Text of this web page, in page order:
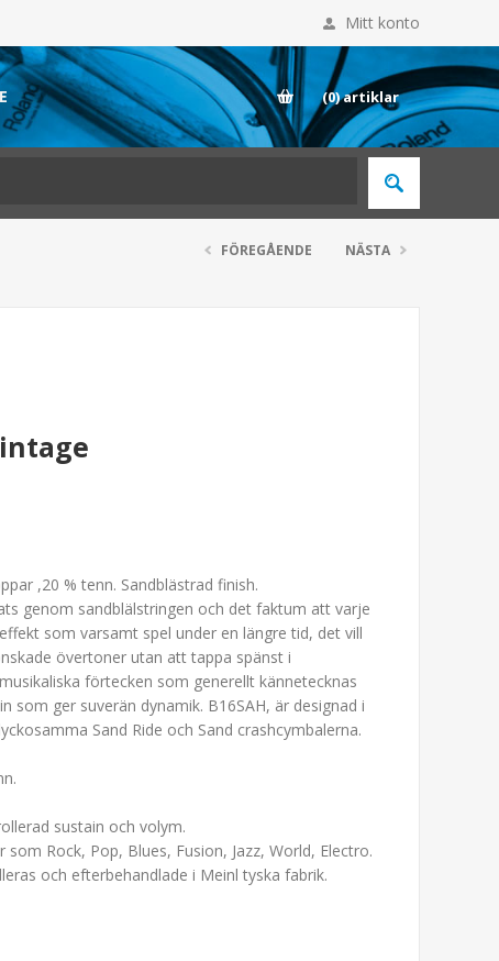
Mitt konto
(0)artiklar
FÖREGÅENDE NÄSTA
,20 % tenn. Sandblästrad finish.
genom sandblälstringen och det faktum att varje
som varsamt spel under en längre tid, det vill
övertoner utan att tappa spänst i
förtecken som generellt kännetecknas
ger suverän dynamik. B16SAH, är designad i
Sand Ride och Sand crashcymbalerna.
sustain och volym.
Rock, Pop, Blues, Fusion, Jazz, World, Electro.
och efterbehandlade i Meinl tyska fabrik.